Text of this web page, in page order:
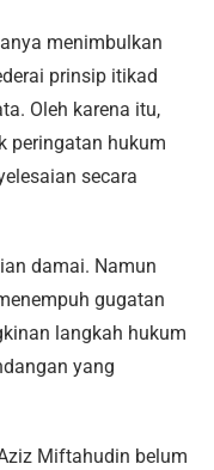
menimbulkan
prinsip itikad
Oleh karena itu,
peringatan hukum
secara
damai. Namun
gugatan
langkah hukum
yang
Miftahudin belum